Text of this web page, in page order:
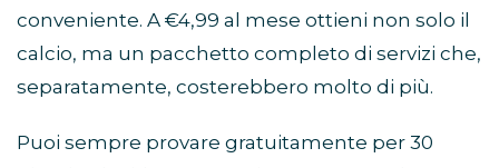
conveniente. A €4,99 al mese ottieni non solo il
calcio, ma un pacchetto completo di servizi che,
separatamente, costerebbero molto di più.
Puoi sempre provare gratuitamente per 30